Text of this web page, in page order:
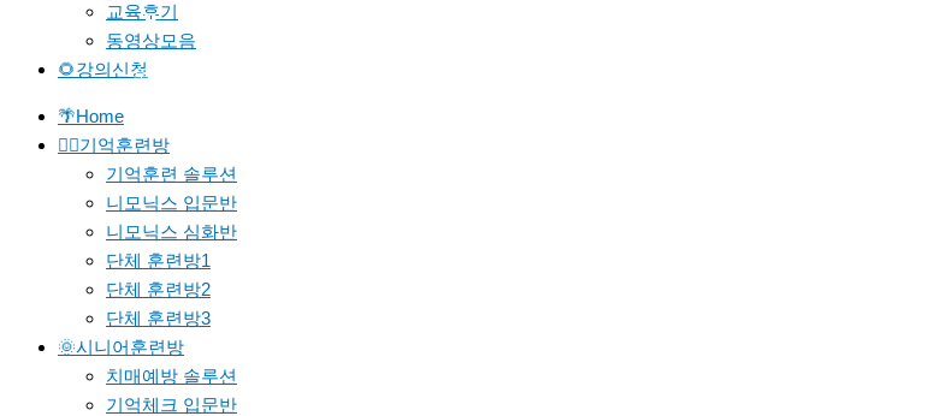
교육후기
동영상모음
🌻강의신청
🌴Home
🐱‍🚀기억훈련방
기억훈련 솔루션
니모닉스 입문반
니모닉스 심화반
단체 훈련방1
단체 훈련방2
단체 훈련방3
🌞시니어훈련방
치매예방 솔루션
기억체크 입문반
밴드
문의